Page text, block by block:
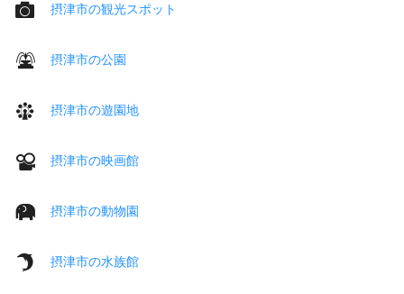
摂津市の観光スポット
摂津市の公園
摂津市の遊園地
摂津市の映画館
摂津市の動物園
摂津市の水族館